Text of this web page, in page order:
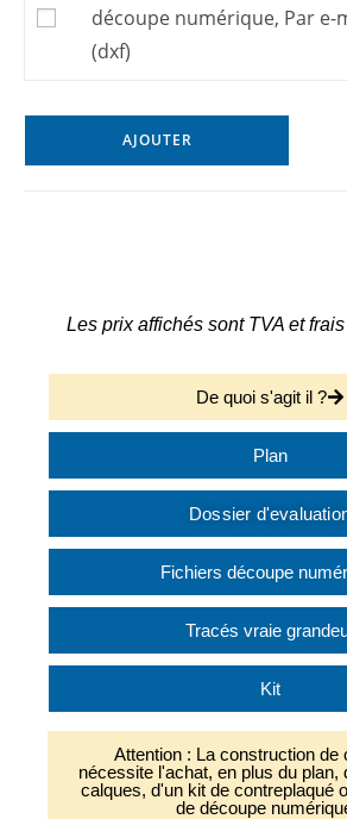
découpe numérique, Par e-
(dxf)
AJOUTER
Les prix affichés sont TVA et
De quoi s'agit il ?
Plan
Dossier
Fichiers découpe
Tracés vraie
Kit
Attention : La construction de
nécessite l'achat, en plus du plan,
calques, d'un kit de contreplaqué
de découpe